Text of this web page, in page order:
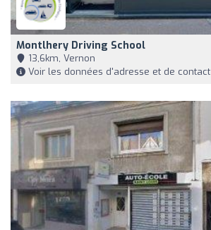
Montlhery Driving School
13,6km, Vernon
Voir les données d'adresse et de contact